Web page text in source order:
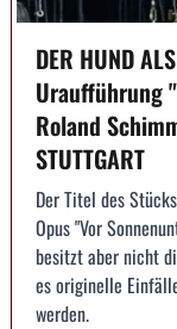
DER HUND
Uraufführung
Roland
STUTTGART
Der Titel des
Opus "Vor
besitzt aber nicht
es originelle
werden.